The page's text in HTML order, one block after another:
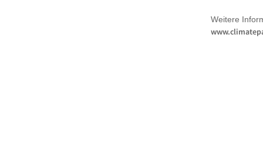
Weitere